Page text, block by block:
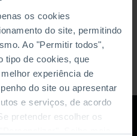
os cookies
do site, permitindo
Ao "Permitir todos",
tipo de cookies, que
experiência de
do site ou apresentar
e serviços, de acordo
pretender escolher os